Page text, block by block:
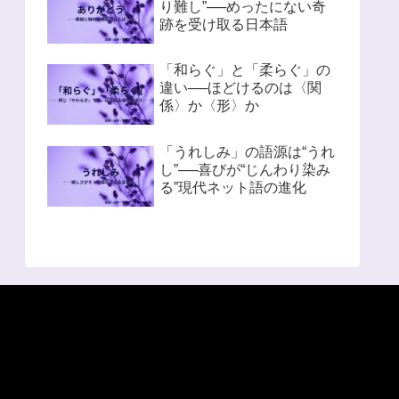
り難し”──めったにない奇
跡を受け取る日本語
「和らぐ」と「柔らぐ」の
違い──ほどけるのは〈関
係〉か〈形〉か
「うれしみ」の語源は“うれ
し”──喜びが“じんわり染み
る”現代ネット語の進化